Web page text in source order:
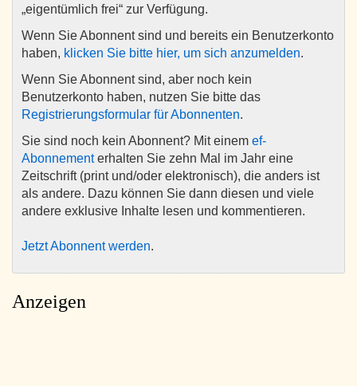
„eigentümlich frei“ zur Verfügung.
Wenn Sie Abonnent sind und bereits ein Benutzerkonto
haben, klicken Sie bitte hier, um sich anzumelden.
Wenn Sie Abonnent sind, aber noch kein
Benutzerkonto haben, nutzen Sie bitte das
Registrierungsformular für Abonnenten.
Sie sind noch kein Abonnent? Mit einem ef-
Abonnementerhalten Sie zehn Mal im Jahr eine
Zeitschrift (print und/oder elektronisch), die anders ist
als andere. Dazu können Sie dann diesen und viele
andere exklusive Inhalte lesen und kommentieren.
Jetzt Abonnent werden.
Anzeigen